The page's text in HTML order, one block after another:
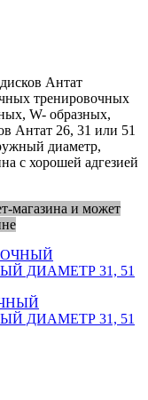
Антат
тренировочных
W- образных,
Антат 26, 31 или 51
диаметр,
с хорошей адгезией
магазина и может
ДИАМЕТР 31, 51